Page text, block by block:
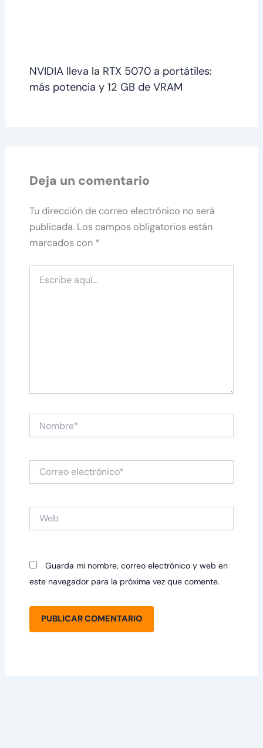
NVIDIA lleva la RTX 5070 a portátiles:
más potencia y 12 GB de VRAM
Deja un comentario
Tu dirección de correo electrónico no será
publicada. Los campos obligatorios están
marcados con *
aquí...
Correo
electrónico*
Guarda mi nombre, correo electrónico y web en
este navegador para la próxima vez que comente.